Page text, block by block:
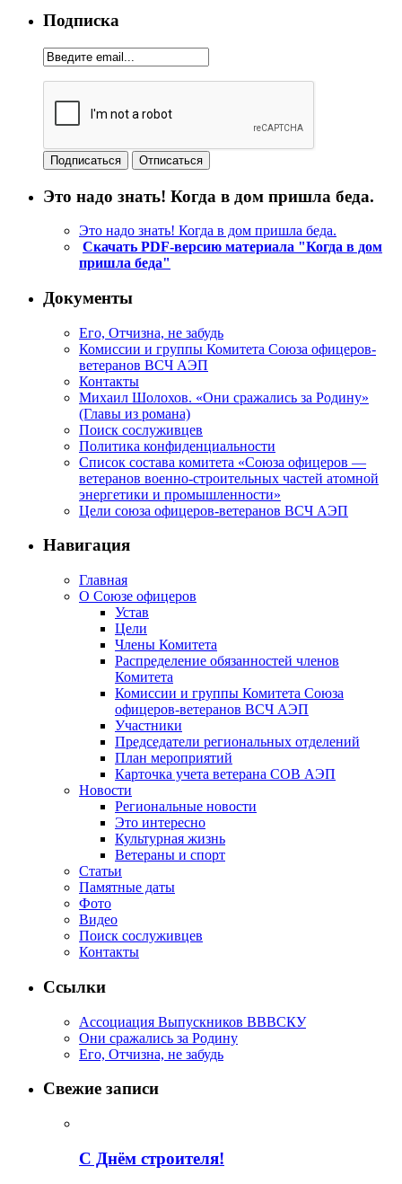
Подписка
Это надо знать! Когда в дом пришла беда.
Это надо знать! Когда в дом пришла беда.
Скачать PDF-версию материала "Когда в дом
пришла беда"
Документы
Его, Отчизна, не забудь
Комиссии и группы Комитета Союза офицеров-
ветеранов ВСЧ АЭП
Контакты
Михаил Шолохов. «Они сражались за Родину»
(Главы из романа)
Поиск сослуживцев
Политика конфиденциальности
Список состава комитета «Союза офицеров —
ветеранов военно-строительных частей атомной
энергетики и промышленности»
Цели союза офицеров-ветеранов ВСЧ АЭП
Навигация
Главная
О Союзе офицеров
Устав
Цели
Члены Комитета
Распределение обязанностей членов
Комитета
Комиссии и группы Комитета Союза
офицеров-ветеранов ВСЧ АЭП
Участники
Председатели региональных отделений
План мероприятий
Карточка учета ветерана CОВ АЭП
Новости
Региональные новости
Это интересно
Культурная жизнь
Ветераны и спорт
Статьи
Памятные даты
Фото
Видео
Поиск сослуживцев
Контакты
Ссылки
Ассоциация Выпускников ВВВСКУ
Они сражались за Родину
Его, Отчизна, не забудь
Свежие записи
С Днём строителя!